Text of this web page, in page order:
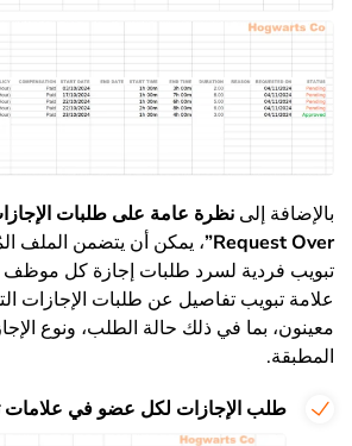
بالإضافة إلى
Request Over” ، يمكن أن يتضمن الملف
تبويب فردية لسرد طلبات إجازة كل
علامة تبويب تفاصيل عن طلبات الإجازات
معينون، بما في ذلك حالة الطلب، ونوع
المطبقة.
طلب الإجازات لكل عضو في علامات